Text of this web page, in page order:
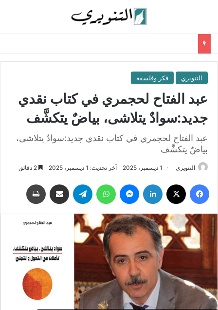
التنويري فكر وفلسفة
عبد الفتاح لحجمري في كتاب نقدي
جديد:سوادٌ يتلاشى، بياضٌ يتكشَّف
عبد الفتاح لحجمري في كتاب نقدي جديد:سوادٌ يتلاشى،
بياضٌ يتكشَّف
التنويري 1 ديسمبر، 2025 آخر تحديث: 1 ديسمبر، 2025
فيسبوك لينكدإن ماسنجر واتساب تيلقرام مشاركة عبر البريد